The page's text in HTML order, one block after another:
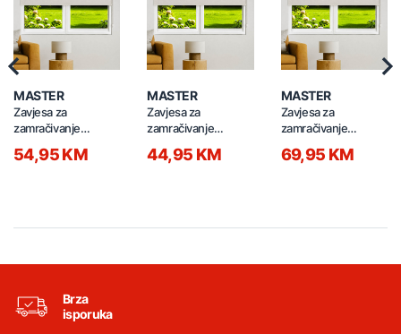
MASTER
Zavjesa za
zamračivanje
JC-B5 bijela
54,95 KM
MASTER
Zavjesa za
zamračivanje
B4 bijela
44,95 KM
MASTER
Zavjesa za
zamračivanje
JC-B3 bijela
69,95 KM
Brza
isporuka